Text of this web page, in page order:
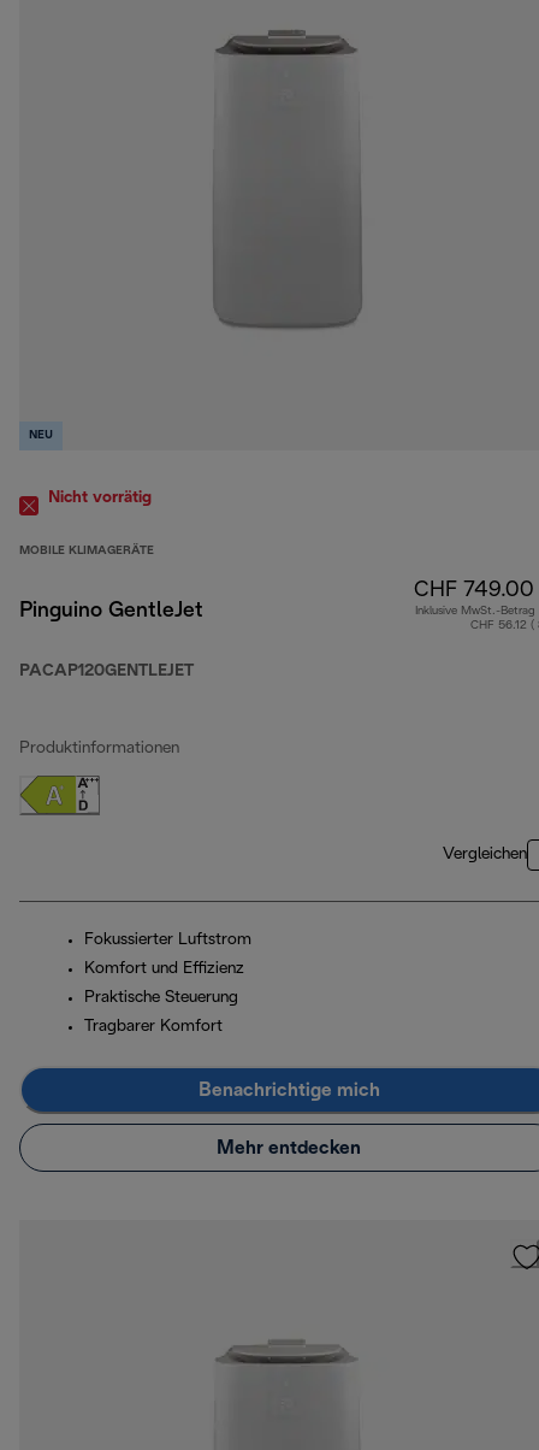
NEU
Nicht vorrätig
MOBILE KLIMAGERÄTE
Pinguino GentleJet
PACAP120GENTLEJET
CHF 749.00
Inklusive MwSt.-Betrag
CHF 56.12 (
Produktinformationen
Vergleichen
Fokussierter Luftstrom
Komfort und Effizienz
Praktische Steuerung
Tragbarer Komfort
Benachrichtige mich
Mehr entdecken